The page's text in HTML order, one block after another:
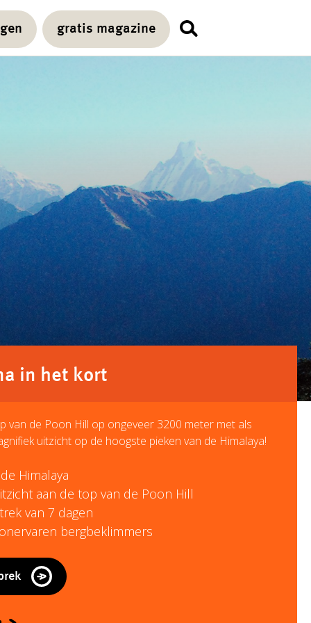
gratis magazine
in het kort
van de Poon Hill op ongeveer 3200 meter met als
uitzicht op de hoogste pieken van de Himalaya!
Himalaya
aan de top van de Poon Hill
van 7 dagen
bergbeklimmers